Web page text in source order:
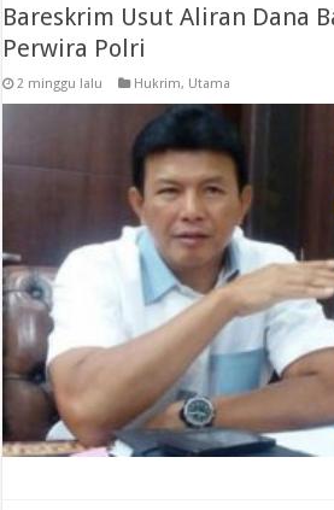
Bareskrim Usut Aliran Dana
Perwira Polri
2 minggu lalu Hukrim, Utama